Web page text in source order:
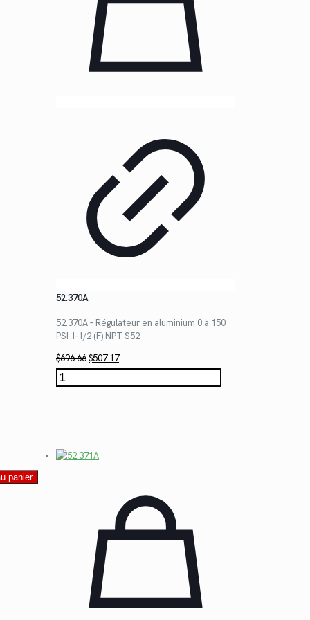
52.370A
52.370A – Régulateur en aluminium 0 à 150
PSI 1-1/2 (F) NPT S52
$696.66Le
prix
initial
$507.17Le
prix
actuel
quantité
de
panier